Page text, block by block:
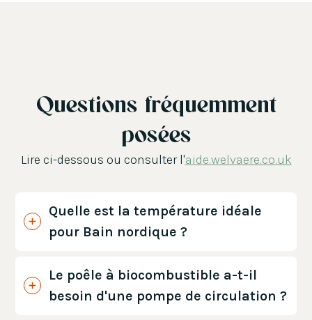
Questions fréquemment
posées
Lire ci-dessous ou consulter l'aide.welvaere.co.uk
Quelle est la température idéale
pour Bain nordique ?
Le poêle à biocombustible a-t-il
besoin d'une pompe de circulation ?